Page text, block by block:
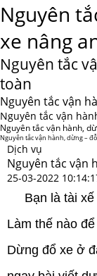
Nguyên
xe nâng
Nguyên tắc
toàn
Nguyên tắc vận
Nguyên tắc vận
Nguyên tắc vận hành,
Nguyên tắc vận hành, dừng –
Dịch vụ
Nguyên tắc vận
25-03-2022
Bạn là tài xế
Làm thế nào
Dừng đổ xe ở